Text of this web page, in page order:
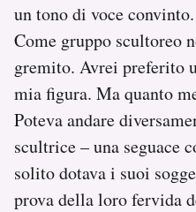
un tono di voce convinto.
Come gruppo scultoreo
gremito. Avrei preferito
mia figura. Ma quanto
Poteva andare
scultrice – una seguace
solito dotava i suoi
prova della loro fervida